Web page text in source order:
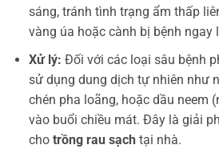
sáng, tránh tình trạng ẩm thấp
vàng úa hoặc cành bị bệnh ngay
Xử lý: Đối với các loại sâu bệnh
sử dụng dung dịch tự nhiên như
chén pha loãng, hoặc dầu neem
vào buổi chiều mát. Đây là giải
cho trồng rau sạch tại nhà.